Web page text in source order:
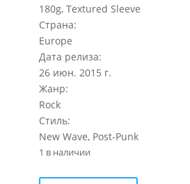
180g, Textured Sleeve
Страна:
Europe
Дата релиза:
26 июн. 2015 г.
Жанр:
Rock
Стиль:
New Wave, Post-Punk
1 в наличии